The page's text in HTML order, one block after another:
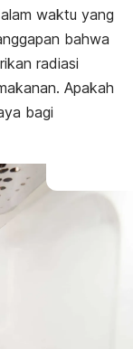
waktu yang
bahwa
radiasi
Apakah
bagi